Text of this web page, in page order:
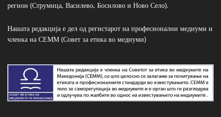
регион (Струмица, Василево, Босилово и Ново Село).
Нашата редакција е дел од регистарот на професионални медиуми и
членка на СЕММ (Совет за етика во медиуми)